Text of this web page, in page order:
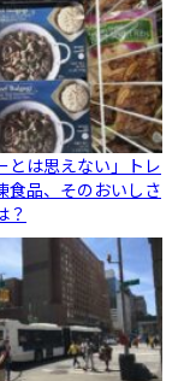
とは思えない」トレ
食品、そのおいしさ
？